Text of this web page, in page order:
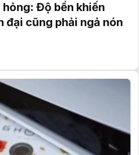
Độ bền khiến
đại cũng phải ngả nón